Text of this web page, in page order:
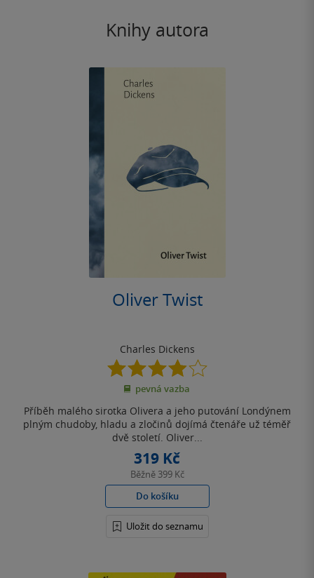
Knihy autora
Oliver Twist
Charles Dickens
3.9
z
5
pevná vazba
Příběh malého sirotka Olivera a jeho putování Londýnem
plným chudoby, hladu a zločinů dojímá čtenáře už téměř
dvě století. Oliver...
319 Kč
Běžně 399 Kč
Do košíku
Uložit do seznamu